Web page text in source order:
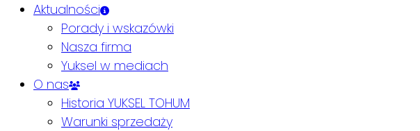
Aktualności
Porady i wskazówki
Nasza firma
Yuksel w mediach
O nas
Historia YUKSEL TOHUM
Warunki sprzedaży